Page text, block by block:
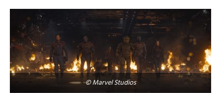
© Marvel Studios